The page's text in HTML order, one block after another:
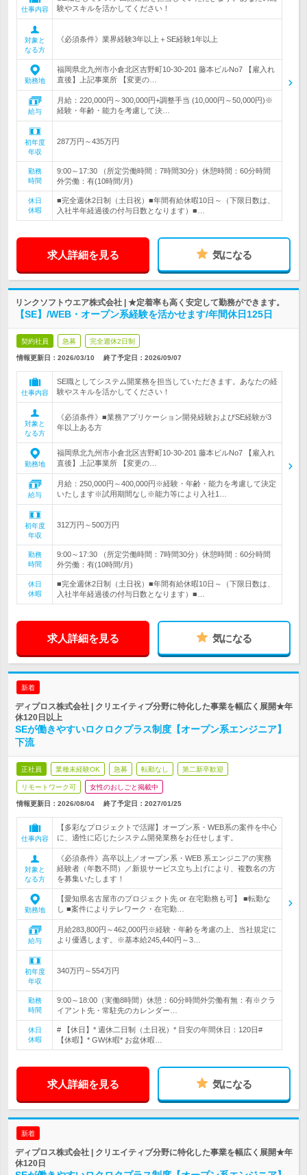
仕事内容
験やスキルを活かしてください！
対象と
なる方
《必須条件》業界経験3年以上＋SE経験1年以上
勤務地
福岡県北九州市小倉北区吉野町10-30-201 藤本ビルNo7 【雇入れ
直後】上記事業所 【変更の…
給与
月給：220,000円～300,000円+調整手当 (10,000円～50,000円)※
経験・年齢・能力を考慮して決…
初年度
年収
287万円～435万円
勤務
時間
9:00～17:30 （所定労働時間：7時間30分）休憩時間：60分時間
外労働：有(10時間/月)
休日
休暇
■完全週休2日制（土日祝）■年間有給休暇10日～（下限日数は、
入社半年経過後の付与日数となります）■…
求人詳細を見る 気になる
リンクソフトウエア株式会社 | ★定着率も高く安定して勤務ができます。
【SE】/WEB・オープン系経験を活かせます/年間休日125日
契約社員 急募 完全週休2日制
情報更新日：2026/03/10 終了予定日： 2026/09/07
仕事内容
SE職としてシステム開業務を担当していただきます。あなたの経
験やスキルを活かしてください！
対象と
なる方
《必須条件》■業務アプリケーション開発経験およびSE経験が3
年以上ある方
勤務地
福岡県北九州市小倉北区吉野町10-30-201 藤本ビルNo7 【雇入れ
直後】上記事業所 【変更の…
給与
月給：250,000円～400,000円※経験・年齢・能力を考慮して決定
いたします※試用期間なし※能力等により入社1…
初年度
年収
312万円～500万円
勤務
時間
9:00～17:30 （所定労働時間：7時間30分）休憩時間：60分時間
外労働：有(10時間/月)
休日
休暇
■完全週休2日制（土日祝）■年間有給休暇10日～（下限日数は、
入社半年経過後の付与日数となります）■…
求人詳細を見る 気になる
新着
ディプロス株式会社 | クリエイティブ分野に特化した事業を幅広く展開★年
休120日以上
SEが働きやすいロクロクプラス制度【オープン系エンジニア】
下流
正社員 業種未経験OK 急募 転勤なし 第二新卒歓迎
リモートワーク可 女性のおしごと掲載中
情報更新日：2026/08/04 終了予定日： 2027/01/25
仕事内容
【多彩なプロジェクトで活躍】オープン系・WEB系の案件を中心
に、適性に応じたシステム開発業務をお任せします。
対象と
なる方
《必須条件》高卒以上／オープン系・WEB 系エンジニアの実務
経験者（年数不問）／新規サービス立ち上げにより、複数名の方
を募集いたします！
勤務地
【愛知県名古屋市のプロジェクト先 or 在宅勤務も可】 ■転勤な
し ■案件によりテレワーク・在宅勤…
給与
月給283,800円～462,000円※経験・年齢を考慮の上、当社規定に
より優遇します。※基本給245,440円～3…
初年度
年収
340万円～554万円
勤務
時間
9:00～18:00（実働8時間）休憩：60分時間外労働有無：有※クラ
イアント先・常駐先のカレンダー…
休日
休暇
# 【休日】* 週休二日制（土日祝）* 目安の年間休日：120日#
【休暇】* GW休暇* お盆休暇…
求人詳細を見る 気になる
新着
ディプロス株式会社 | クリエイティブ分野に特化した事業を幅広く展開★年
休120日